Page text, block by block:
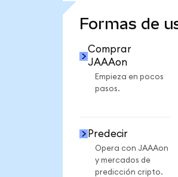
Formas de
Comprar
JAAAon
Empieza en pocos
pasos.
Predecir
Opera con JAAAon
y mercados de
predicción cripto.